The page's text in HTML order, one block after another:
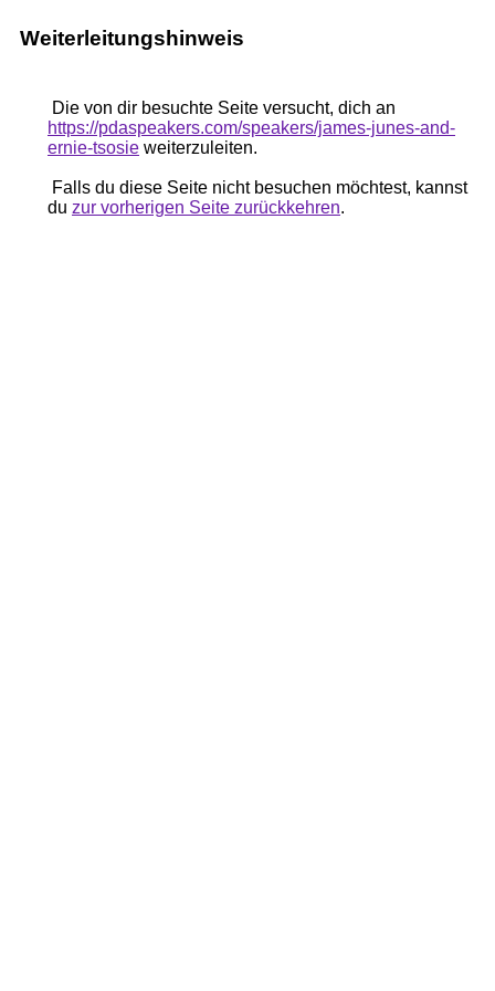
Weiterleitungshinweis
Die von dir besuchte Seite versucht, dich an
https://pdaspeakers.com/speakers/james-junes-and-
ernie-tsosie weiterzuleiten.
Falls du diese Seite nicht besuchen möchtest, kannst
du zur vorherigen Seite zurückkehren.